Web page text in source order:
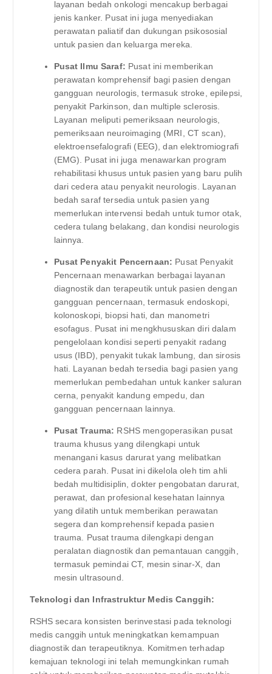
layanan bedah onkologi mencakup berbagai
jenis kanker. Pusat ini juga menyediakan
perawatan paliatif dan dukungan psikososial
untuk pasien dan keluarga mereka.
Pusat Ilmu Saraf: Pusat ini memberikan
perawatan komprehensif bagi pasien dengan
gangguan neurologis, termasuk stroke, epilepsi,
penyakit Parkinson, dan multiple sclerosis.
Layanan meliputi pemeriksaan neurologis,
pemeriksaan neuroimaging (MRI, CT scan),
elektroensefalografi (EEG), dan elektromiografi
(EMG). Pusat ini juga menawarkan program
rehabilitasi khusus untuk pasien yang baru pulih
dari cedera atau penyakit neurologis. Layanan
bedah saraf tersedia untuk pasien yang
memerlukan intervensi bedah untuk tumor otak,
cedera tulang belakang, dan kondisi neurologis
lainnya.
Pusat Penyakit Pencernaan: Pusat Penyakit
Pencernaan menawarkan berbagai layanan
diagnostik dan terapeutik untuk pasien dengan
gangguan pencernaan, termasuk endoskopi,
kolonoskopi, biopsi hati, dan manometri
esofagus. Pusat ini mengkhususkan diri dalam
pengelolaan kondisi seperti penyakit radang
usus (IBD), penyakit tukak lambung, dan sirosis
hati. Layanan bedah tersedia bagi pasien yang
memerlukan pembedahan untuk kanker saluran
cerna, penyakit kandung empedu, dan
gangguan pencernaan lainnya.
Pusat Trauma: RSHS mengoperasikan pusat
trauma khusus yang dilengkapi untuk
menangani kasus darurat yang melibatkan
cedera parah. Pusat ini dikelola oleh tim ahli
bedah multidisiplin, dokter pengobatan darurat,
perawat, dan profesional kesehatan lainnya
yang dilatih untuk memberikan perawatan
segera dan komprehensif kepada pasien
trauma. Pusat trauma dilengkapi dengan
peralatan diagnostik dan pemantauan canggih,
termasuk pemindai CT, mesin sinar-X, dan
mesin ultrasound.
Teknologi dan Infrastruktur Medis Canggih:
RSHS secara konsisten berinvestasi pada teknologi
medis canggih untuk meningkatkan kemampuan
diagnostik dan terapeutiknya. Komitmen terhadap
kemajuan teknologi ini telah memungkinkan rumah